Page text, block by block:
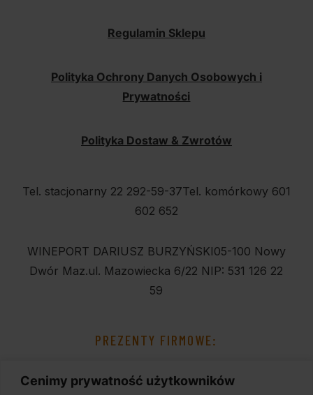
Cenimy prywatność użytkowników
Regulamin Sklepu
Polityka Ochrony Danych Osobowych i
Prywatności
Polityka Dostaw & Zwrotów
Tel. stacjonarny 22 292-59-37Tel. komórkowy 601
602 652
WINEPORT DARIUSZ BURZYŃSKI05-100 Nowy
Dwór Maz.ul. Mazowiecka 6/22 NIP: 531 126 22
59
PREZENTY FIRMOWE: